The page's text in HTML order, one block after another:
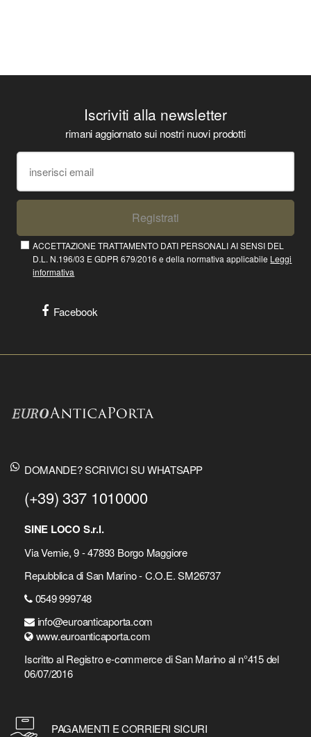
Iscriviti alla newsletter
rimani aggiornato sui nostri nuovi prodotti
Registrati
ACCETTAZIONE TRATTAMENTO DATI PERSONALI AI SENSI DEL
D.L. N.196/03 E GDPR 679/2016 e della normativa applicabile Leggi
informativa
Facebook
DOMANDE? SCRIVICI SU WHATSAPP
(+39) 337 1010000
SINE LOCO S.r.l.
Via Vernie, 9 - 47893 Borgo Maggiore
Repubblica di San Marino - C.O.E. SM26737
0549 999748
info@euroanticaporta.com
www.euroanticaporta.com
Iscritto al Registro e-commerce di San Marino al n°415 del
06/07/2016
PAGAMENTI E CORRIERI SICURI